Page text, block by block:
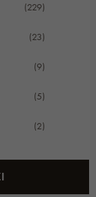
(229)
(23)
(9)
(5)
(2)